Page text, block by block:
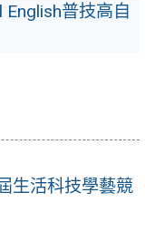
English普技高自
生活科技學藝競